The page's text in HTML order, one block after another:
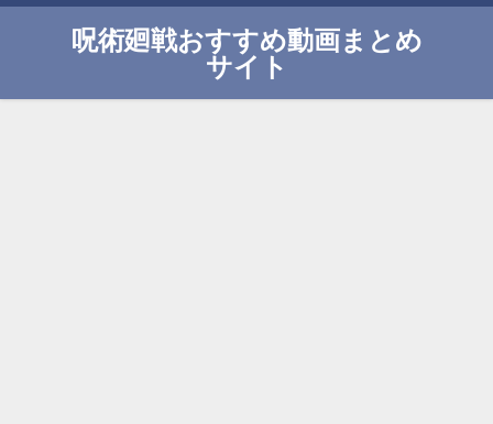
呪術廻戦おすすめ動画まとめ
サイト